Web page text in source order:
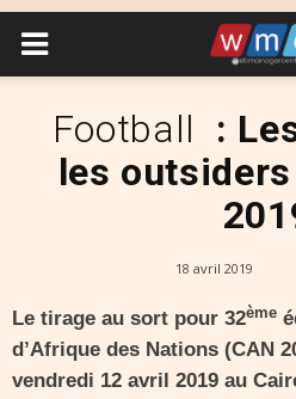
Football
:
les outsiders
18 avril 2019
Le tirage au sort pour 32ème
d’Afrique des Nations (CAN
vendredi 12 avril 2019 au